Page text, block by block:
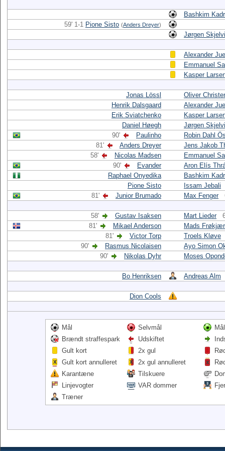
Bashkim
59' 1-1 Pione Sisto (Anders Dreyer)
Jørgen
Alexander
Emmanuel
Kasper
Jonas Lössl
Oliver
Henrik Dalsgaard
Alexander
Erik Sviatchenko
Kasper
Daniel Høegh
Jørgen
90'
Paulinho
Robin Dahl
81'
Anders Dreyer
Jens Jakob
58'
Nicolas Madsen
Emmanuel
90'
Evander
Aron Elís
Raphael Onyedika
Bashkim
Pione Sisto
Issam Jebali
81'
Junior Brumado Max Fenger
58' Gustav Isaksen Mart Lieder
81'
Mikael Anderson
Mads
81'
Victor Torp
Troels Kløve
90'
Rasmus Nicolaisen
Ayo Simon
90'
Nikolas Dyhr Moses
Bo Henriksen Andreas Alm
Dion Cools
Mål Selvmål
Brændt straffespark
Udskiftet
Gult kort
2x gul
Gult kort annulleret
2x gul annulleret
Karantæne
Tilskuere
Linjevogter
VAR dommer
Træner